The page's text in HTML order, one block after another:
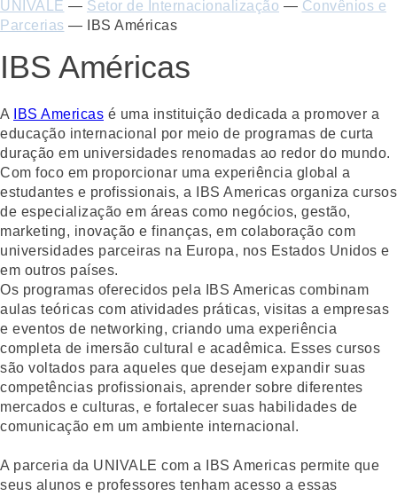
UNIVALE — Setor de Internacionalização — Convênios e
Parcerias — IBS Américas
IBS Américas
A IBS Americas é uma instituição dedicada a promover a
educação internacional por meio de programas de curta
duração em universidades renomadas ao redor do mundo.
Com foco em proporcionar uma experiência global a
estudantes e profissionais, a IBS Americas organiza cursos
de especialização em áreas como negócios, gestão,
marketing, inovação e finanças, em colaboração com
universidades parceiras na Europa, nos Estados Unidos e
em outros países.
Os programas oferecidos pela IBS Americas combinam
aulas teóricas com atividades práticas, visitas a empresas
e eventos de networking, criando uma experiência
completa de imersão cultural e acadêmica. Esses cursos
são voltados para aqueles que desejam expandir suas
competências profissionais, aprender sobre diferentes
mercados e culturas, e fortalecer suas habilidades de
comunicação em um ambiente internacional.
A parceria da UNIVALE com a IBS Americas permite que
seus alunos e professores tenham acesso a essas